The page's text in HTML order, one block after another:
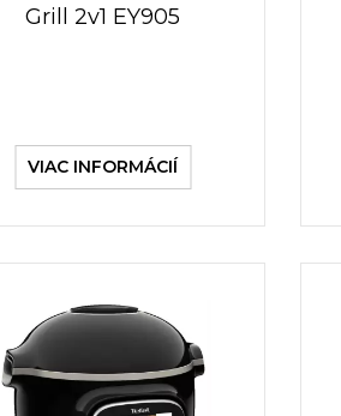
Grill 2v1 EY905
VIAC INFORMÁCIÍ